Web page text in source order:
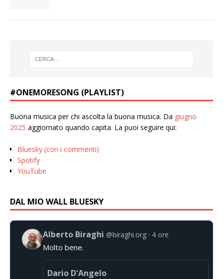
#ONEMORESONG (PLAYLIST)
Buona musica per chi ascolta la buona musica. Da giugno
2025 aggiornato quando capita. La puoi seguire qui:
Bluesky (con i commenti)
Spotify
YouTube
DAL MIO WALL BLUESKY
Alberto Biraghi @biraghi.org 4 ore
Molto bene.
Dario D'Angelo